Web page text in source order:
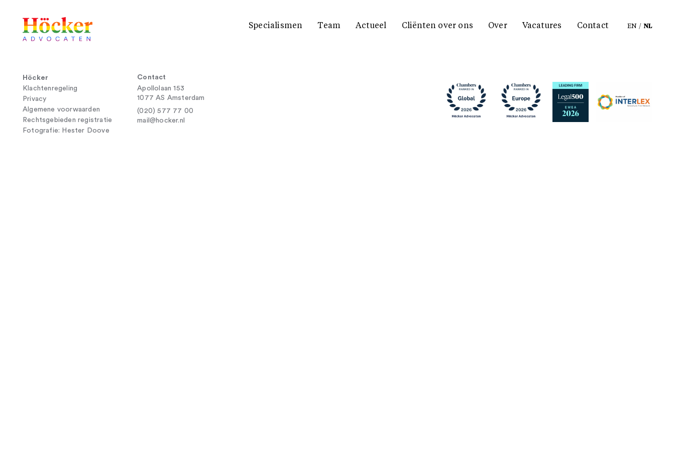
Specialismen Team Actueel Cliënten over ons Over Vacatures Contact EN / NL
Höcker
Klachtenregeling
Privacy
Algemene voorwaarden
Rechtsgebieden registratie
Fotografie: Hester Doove
Contact
Apollolaan 153
1077 AS Amsterdam
(020) 577 77 00
mail@hocker.nl